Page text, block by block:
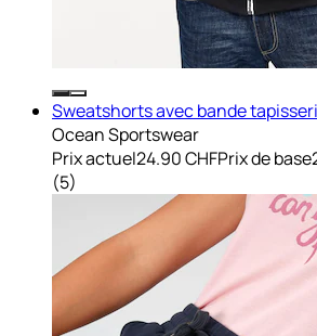
Sweatshorts avec bande
Ocean Sportswear
Prix actuel24.90 CHFPrix de base
(5)